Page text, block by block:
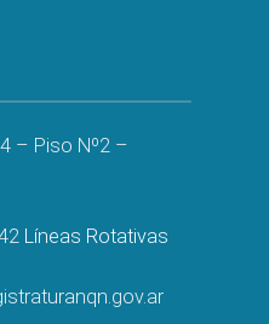
– Piso Nº2 –
Líneas Rotativas